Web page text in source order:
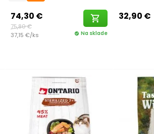
74,30 €
75,80 €
shopping_cart
37,15 €/ks check_circle Na sklade
32,90 €